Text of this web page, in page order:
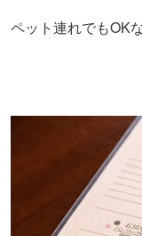
ペット連れでもOK